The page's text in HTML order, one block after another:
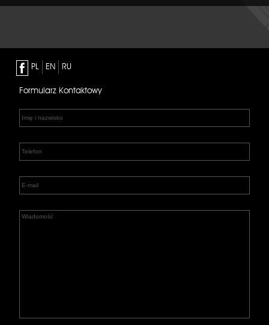
PL EN RU
Formularz Kontaktowy